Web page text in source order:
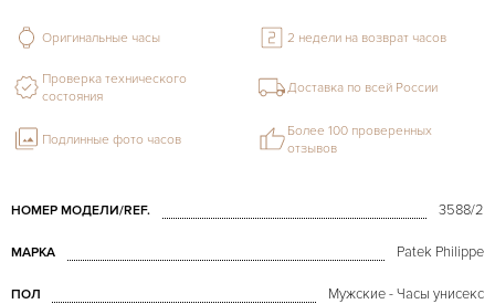
НОМЕР МОДЕЛИ/REF. 3588/2
МАРКА Patek Philippe
ПОЛ Мужские - Часы унисекс
Оригинальные часы 2 недели на возврат часов
Проверка технического
состояния
Доставка по всей России
Подлинные фото часов
Более 100 проверенных
отзывов